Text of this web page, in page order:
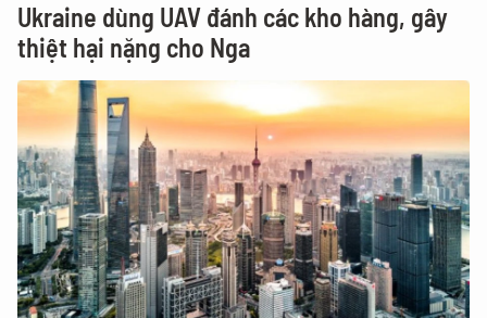
Ukraine dùng UAV đánh các kho hàng, gây
thiệt hại nặng cho Nga